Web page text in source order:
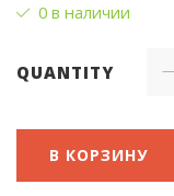
0 в наличии
QUANTITY
В КОРЗИНУ